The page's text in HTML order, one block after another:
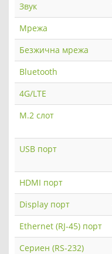
Звук
Мрежа
Безжична мрежа
Bluetooth
4G/LTE
M.2 слот
USB порт
HDMI порт
Display порт
Ethernet (RJ-45) порт
Сериен (RS-232)